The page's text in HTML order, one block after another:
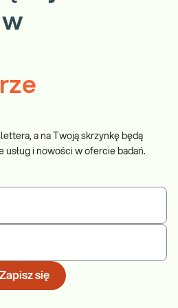
a na Twoją skrzynkę będą
i nowości w ofercie badań.
Zapisz się